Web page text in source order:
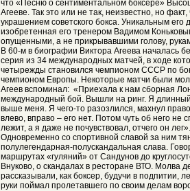
что «Песню о сентиментальном боксере»
Агееве. Так это или не так, неизвестно, но
украшением советского бокса. Уникальным его
изобретенная его тренером Вадимом
опущенными, а не прикрывавшими голову,
В 60-м в биографии Виктора Агеева началась
серия из 34 международных матчей, в ходе
четырежды становился чемпионом СССР по
чемпионом Европы. Некоторые матчи были
Агеев вспоминал: «Приехала к нам сборная
международный бой. Вышли на ринг. Я
выше меня. Я чего-то разозлился, махнул
влево, вправо – его нет. Потом чуть об него не
лежит, а я даже не почувствовал, отчего он лег».
Одновременно со спортивной славой за ним
полулегендарная-полускандальная слава.
маршрутах «гуляний» от Сандунов до
Внуково, о скандалах в ресторане ВТО. Молва
рассказывали, как боксер, будучи в подпитии,
руки поймал пролетавшего по своим делам